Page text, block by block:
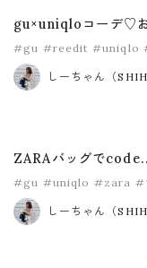
gu×uniqloコーデ♡
#gu #reedit #uniqlo
しーちゃん（
ZARAバッグで
#gu #uniqlo #zara #
しーちゃん（